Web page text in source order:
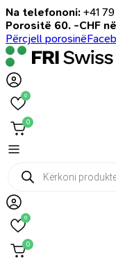
Na telefononi: +41
Porositë 60. -CHF
Përcjell porosinë
0
0
Products
search
0
0